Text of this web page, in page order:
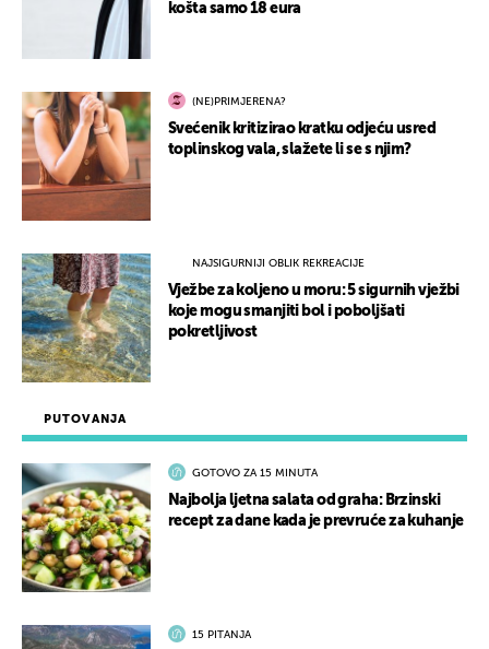
PUTOVANJA
GOTOVO ZA 15 MINUTA
Najbolja ljetna salata od graha: Brzinski
recept za dane kada je prevruće za kuhanje
15 PITANJA
košta samo 18 eura
(NE)PRIMJERENA?
Svećenik kritizirao kratku odjeću usred
toplinskog vala, slažete li se s njim?
NAJSIGURNIJI OBLIK REKREACIJE
Vježbe za koljeno u moru: 5 sigurnih vježbi
koje mogu smanjiti bol i poboljšati
pokretljivost